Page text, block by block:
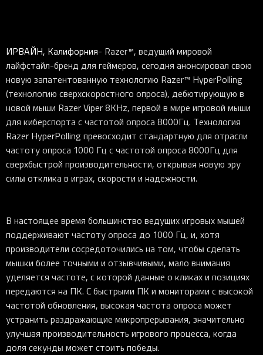
ИРВАЙН, Калифорния- Razer™, ведущий мировой
лайфстайл-бренд для геймеров, сегодня анонсировал свою
новую запатентованную технологию Razer™ HyperPolling
(технологию сверхскоростного опроса), дебютирующую в
новой мыши Razer Viper 8KHz, первой в мире игровой мыши
для киберспорта с частотой опроса 8000Гц. Технология
Razer HyperPolling превосходит стандартную для отрасли
частоту опроса 1000 Гц с частотой опроса 8000Гц для
сверхбыстрой производительности, открывая новую эру
силы отклика в играх, скорости и надежности.
В настоящее время большинство ведущих игровых мышей
поддерживают частоту опроса до 1000 Гц, и, хотя
производители сосредоточились на том, чтобы сделать
мышки более точными и отзывчивыми, мало внимания
уделяется частоте, с которой данные о кликах и позициях
передаются на ПК. С быстрыми ПК и мониторами с высокой
частотой обновления, высокая частота опроса может
устранить раздражающие микропрерывания, значительно
улучшая производительность игрового процесса, когда
доля секунды может стоить победы.